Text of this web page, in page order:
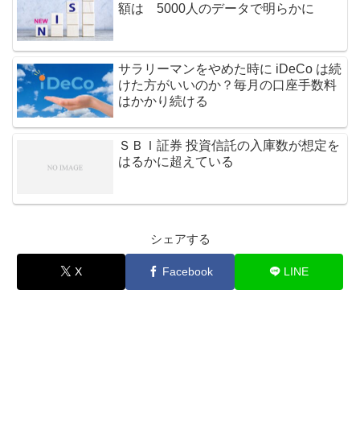
額は 5000人のデータで明らかに
サラリーマンをやめた時に iDeCo は続
けた方がいいのか？毎月の口座手数料
はかかり続ける
ＳＢＩ証券 投資信託の入庫数が想定を
はるかに超えている
シェアする
X Facebook LINE